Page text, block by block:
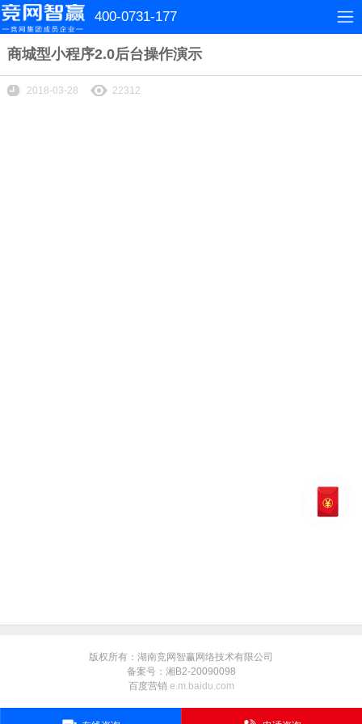
400-0731-177
商城型小程序2.0后台操作演示
2018-03-28 22312
版权所有：湖南竞网智赢网络技术有限公司
备案号：湘B2-20090098
百度营销 e.m.baidu.com